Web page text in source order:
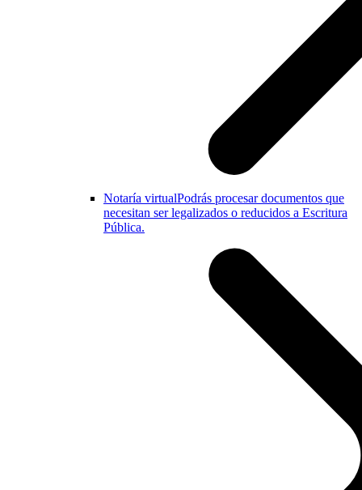
Notaría virtualPodrás procesar documentos que
necesitan ser legalizados o reducidos a Escritura
Pública.